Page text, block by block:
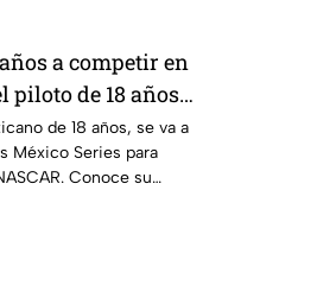
a competir en
piloto de 18 años
de 18 años, se va a
México Series para
Conoce su